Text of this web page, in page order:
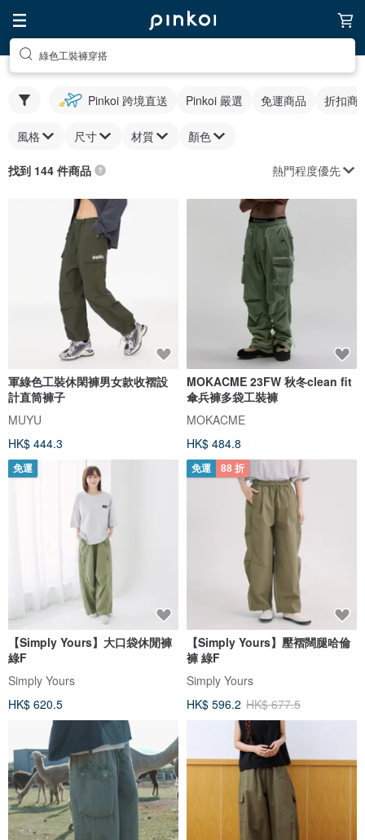
綠色工裝褲穿搭
Pinkoi 跨境直送 Pinkoi 嚴選 免運商品 折扣商
風格 尺寸 材質 顏色
找到 144 件商品 熱門程度優先
軍綠色工裝休閑褲男女款收褶設
計直筒褲子
MUYU
HK$ 444.3
MOKACME 23FW 秋冬clean fit
傘兵褲多袋工裝褲
MOKACME
HK$ 484.8
免運
【Simply Yours】大口袋休閒褲
綠F
Simply Yours
HK$ 620.5
免運 88 折
【Simply Yours】壓褶闊腿哈倫
褲 綠F
Simply Yours
HK$ 596.2 HK$ 677.5